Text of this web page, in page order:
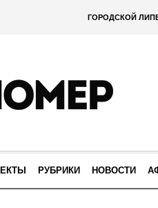
ГОРОДСКОЙ
РУБРИКИ НОВОСТИ